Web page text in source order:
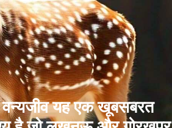
वन्यजीव यह एक खूबसबरत